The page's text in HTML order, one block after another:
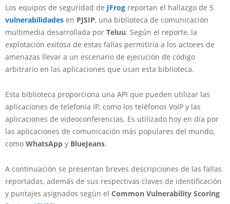
Los equipos de seguridad de JFrog reportan el hallazgo de 5
vulnerabilidades en PJSIP, una biblioteca de comunicación
multimedia desarrollada por Teluu. Según el reporte, la
explotación exitosa de estas fallas permitiría a los actores de
amenazas llevar a un escenario de ejecución de código
arbitrario en las aplicaciones que usan esta biblioteca.
Esta biblioteca proporciona una API que pueden utilizar las
aplicaciones de telefonía IP, como los teléfonos VoIP y las
aplicaciones de videoconferencias. Es utilizado hoy en día por
las aplicaciones de comunicación más populares del mundo,
como WhatsApp y BlueJeans.
A continuación se presentan breves descripciones de las fallas
reportadas, además de sus respectivas claves de identificación
y puntajes asignados según el Common Vulnerability Scoring